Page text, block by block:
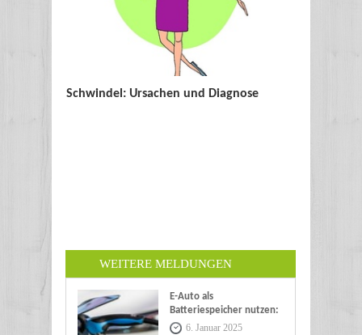
Schwindel: Ursachen und Diagnose
WEITERE MELDUNGEN
E-Auto als
Batteriespeicher nutzen:
Eine nachhaltige Zukunft
6. Januar 2025